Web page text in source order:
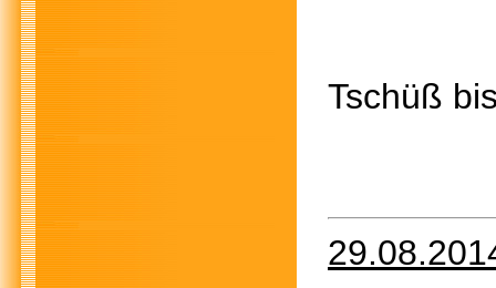
Tschüß